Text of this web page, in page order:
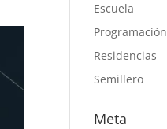
Escuela
Programación
Residencias
Semillero
Meta